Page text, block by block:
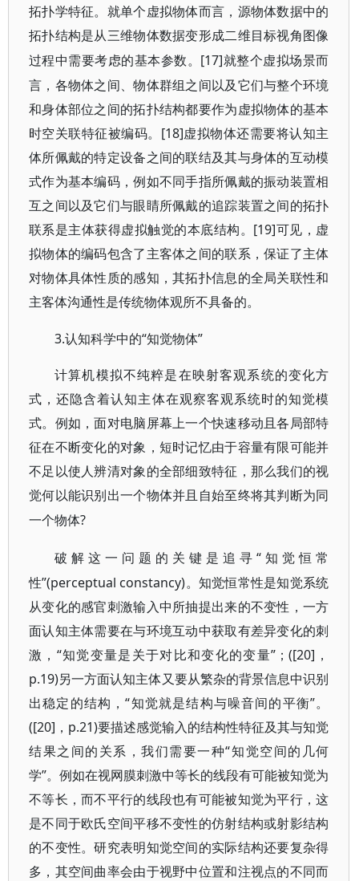
拓扑学特征。就单个虚拟物体而言，源物体数据中的
拓扑结构是从三维物体数据变形成二维目标视角图像
过程中需要考虑的基本参数。 [17]就整个虚拟场景而
言，各物体之间、物体群组之间以及它们与整个环境
和身体部位之间的拓扑结构都要作为虚拟物体的基本
时空关联特征被编码。[18]虚拟物体还需要将认知主
体所佩戴的特定设备之间的联结及其与身体的互动模
式作为基本编码，例如不同手指所佩戴的振动装置相
互之间以及它们与眼睛所佩戴的追踪装置之间的拓扑
联系是主体获得虚拟触觉的本底结构。[19]可见，虚
拟物体的编码包含了主客体之间的联系，保证了主体
对物体具体性质的感知，其拓扑信息的全局关联性和
主客体沟通性是传统物体观所不具备的。
3.认知科学中的“知觉物体”
计算机模拟不纯粹是在映射客观系统的变化方
式，还隐含着认知主体在观察客观系统时的知觉模
式。例如，面对电脑屏幕上一个快速移动且各局部特
征在不断变化的对象，短时记忆由于容量有限可能并
不足以使人辨清对象的全部细致特征，那么我们的视
觉何以能识别出一个物体并且自始至终将其判断为同
一个物体?
破解这一问题的关键是追寻“知觉恒常
性”(perceptual constancy)。知觉恒常性是知觉系统
从变化的感官刺激输入中所抽提出来的不变性，一方
面认知主体需要在与环境互动中获取有差异变化的刺
激，“知觉变量是关于对比和变化的变量”；([20]，
p.19)另一方面认知主体又要从繁杂的背景信息中识别
出稳定的结构，“知觉就是结构与噪音间的平衡”。
([20]，p.21)要描述感觉输入的结构性特征及其与知觉
结果之间的关系，我们需要一种“知觉空间的几何
学”。例如在视网膜刺激中等长的线段有可能被知觉为
不等长，而不平行的线段也有可能被知觉为平行，这
是不同于欧氏空间平移不变性的仿射结构或射影结构
的不变性。研究表明知觉空间的实际结构还要复杂得
多，其空间曲率会由于视野中位置和注视点的不同而